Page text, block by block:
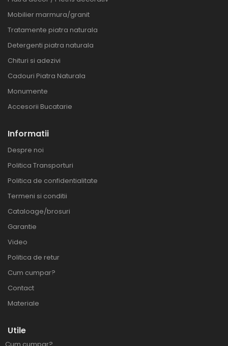
Mobilier marmura/granit
Tratamente piatra naturala
Detergenti piatra naturala
Chituri si adezivi
Cadouri Piatra Naturala
Monumente
Accesorii Bucatarie
Informatii
Despre noi
Politica Transporturi
Politica de confidentialitate
Termeni si conditii
Cataloage/brosuri
Garantie
Video
Politica de retur
Cum cumpar?
Contact
Materiale
Utile